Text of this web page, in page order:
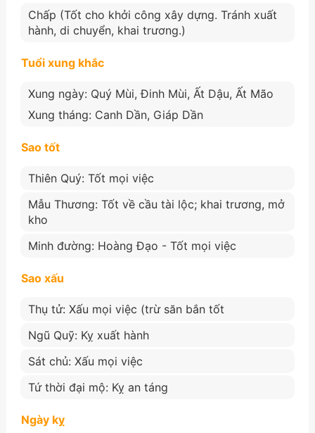
Chấp (Tốt cho khởi công xây dựng. Tránh xuất
hành, di chuyển, khai trương.)
Tuổi xung khắc
Xung ngày: Quý Mùi, Đinh Mùi, Ất Dậu, Ất Mão
Xung tháng: Canh Dần, Giáp Dần
Sao tốt
Thiên Quý: Tốt mọi việc
Mẫu Thương: Tốt về cầu tài lộc; khai trương, mở
kho
Minh đường: Hoàng Đạo - Tốt mọi việc
Sao xấu
Thụ tử: Xấu mọi việc (trừ săn bắn tốt
Ngũ Quỹ: Kỵ xuất hành
Sát chủ: Xấu mọi việc
Tứ thời đại mộ: Kỵ an táng
Ngày kỵ